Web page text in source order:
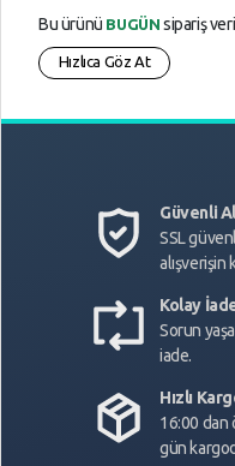
Bu ürünü BUGÜN sipariş
Hızlıca Göz At
Güvenli
SSL
alışverişin
Kolay
Sorun
iade.
Hızlı
16:00 dan
gün